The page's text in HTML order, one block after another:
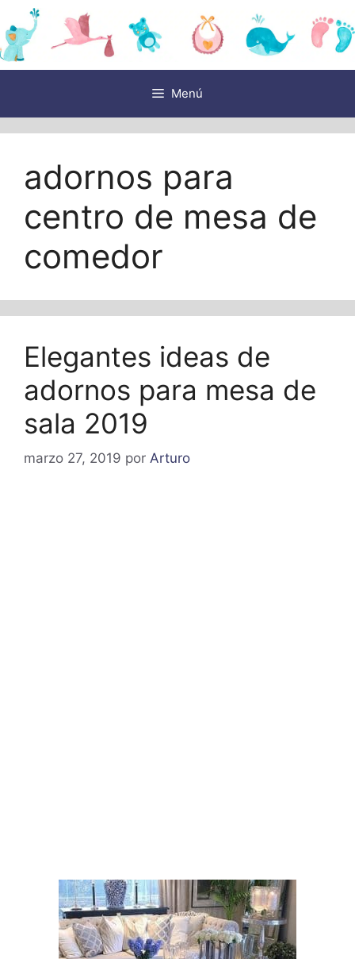
Saltar
al
contenido
Menú
adornos para
centro de mesa de
comedor
Elegantes ideas de
adornos para mesa de
sala 2019
marzo 27, 2019 por Arturo